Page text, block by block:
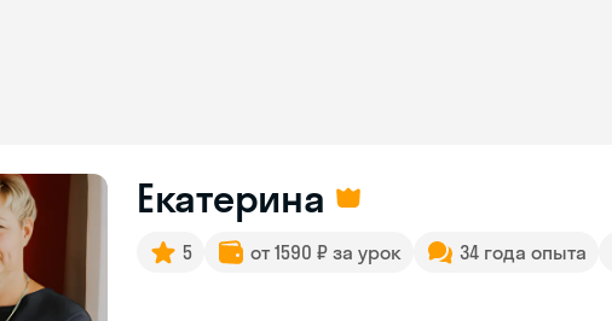
Екатерина
5 от 1590 ₽ за урок 34 года опыта